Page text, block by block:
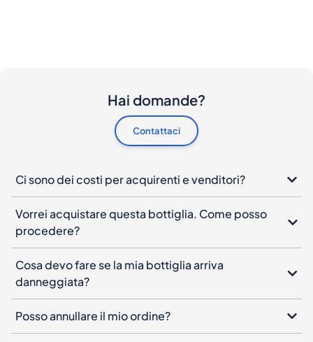
Hai domande?
Contattaci
Ci sono dei costi per acquirenti e venditori?
Vorrei acquistare questa bottiglia. Come posso
procedere?
Cosa devo fare se la mia bottiglia arriva
danneggiata?
Posso annullare il mio ordine?